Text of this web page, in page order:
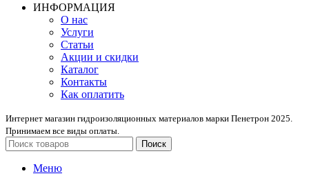
ИНФОРМАЦИЯ
О нас
Услуги
Статьи
Акции и скидки
Каталог
Контакты
Как оплатить
Интернет магазин гидроизоляционных материалов марки Пенетрон 2025.
Принимаем все виды оплаты.
Поиск
Меню